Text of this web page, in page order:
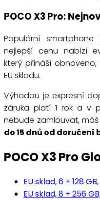
POCO X3 Pro:
Populární smartphone
nejlepší cenu nabízí
který přináší
EU skladu.
Výhodou je expresní
záruka platí 1 rok a v
nebude zamlouvat,
do 15 dnů od doručení
POCO X3 Pro
EU sklad, 6 + 128
EU sklad, 8 + 256